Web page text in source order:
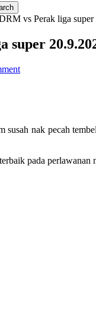
vs Perak liga super
super
nak pecah
pada perlawanan